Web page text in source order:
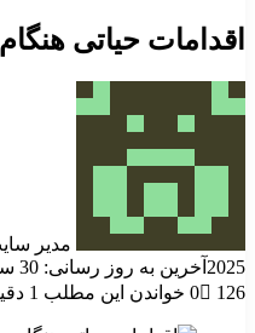
اقدامات حیاتی
مدیر
2025 آخرین به روز رسانی: 30 سپتامبر 2025
0
126 خواندن این مطلب 1 دقیقه زمان میبرد